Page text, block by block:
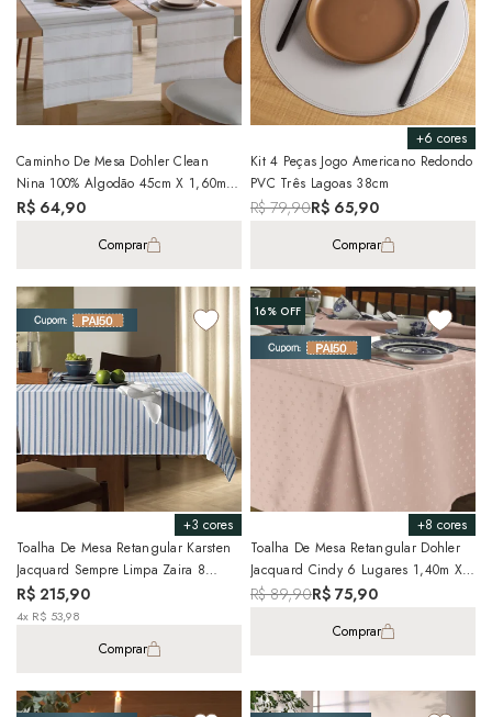
Caminho De Mesa Dohler Clean
Nina 100% Algodão 45cm X 1,60m
(1 Peça)
R$ 64,90
Comprar
+6 cores
Kit 4 Peças Jogo Americano Redondo
PVC Três Lagoas 38cm
R$ 79,90R$ 65,90
Comprar
+3 cores
Toalha De Mesa Retangular Karsten
Jacquard Sempre Limpa Zaira 8
Lugares 1,60m X 2,70m
R$ 215,90
4x R$ 53,98
Comprar
16%OFF
+8 cores
Toalha De Mesa Retangular Dohler
Jacquard Cindy 6 Lugares 1,40m X
2,10m
R$ 89,90R$ 75,90
Comprar